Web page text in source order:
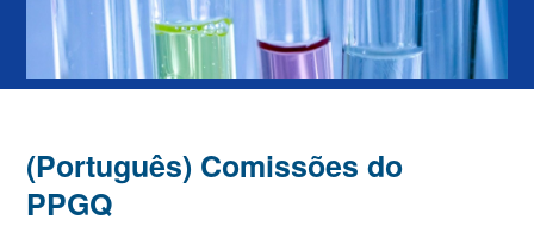
(Português) Comissões do
PPGQ